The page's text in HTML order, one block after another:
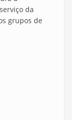
da
grupos de